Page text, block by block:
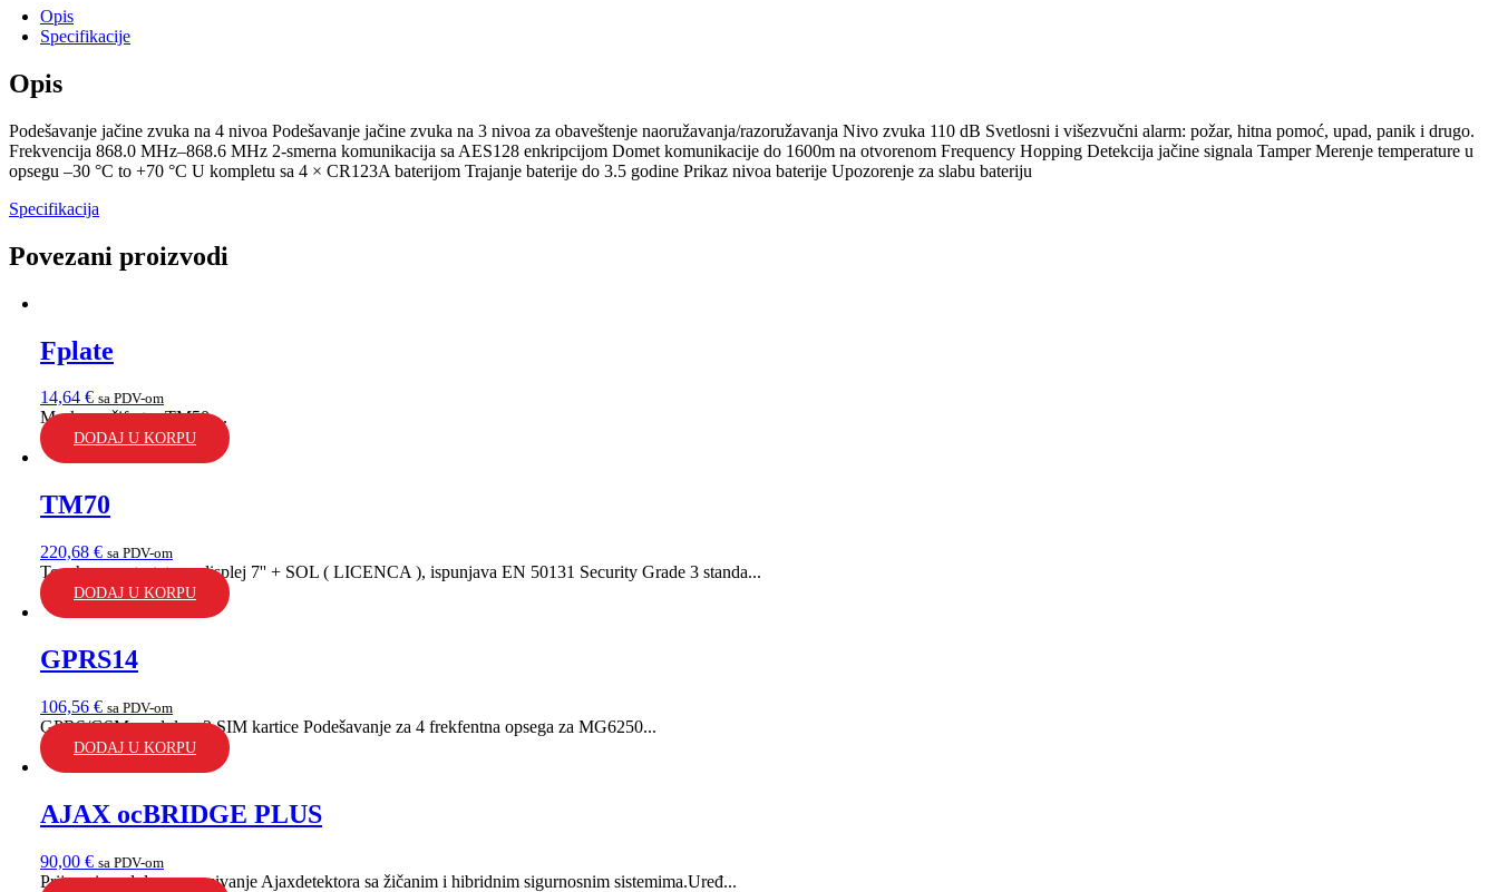
Opis
Specifikacije
Opis
Podešavanje jačine zvuka na 4 nivoa Podešavanje jačine zvuka na 3 nivoa za obaveštenje naoružavanja/razoružavanja Nivo zvuka 110 dB Svetlosni i višezvučni alarm: požar, hitna pomoć, upad, panik i drugo.
Frekvencija 868.0 MHz–868.6 MHz 2-smerna komunikacija sa AES128 enkripcijom Domet komunikacije do 1600m na otvorenom Frequency Hopping Detekcija jačine signala Tamper Merenje temperature u
opsegu –30 °C to +70 °C U kompletu sa 4 × CR123A baterijom Trajanje baterije do 3.5 godine Prikaz nivoa baterije Upozorenje za slabu bateriju
Specifikacija
Povezani proizvodi
Fplate
14,64 € sa PDV-om
Maske za šifrator TM50 ...
DODAJ U KORPU
TM70
220,68 € sa PDV-om
Touchscreen tastatura, displej 7'' + SOL ( LICENCA ), ispunjava EN 50131 Security Grade 3 standa...
DODAJ U KORPU
GPRS14
106,56 € sa PDV-om
GPRS/GSM modul za 2 SIM kartice Podešavanje za 4 frekfentna opsega za MG6250...
DODAJ U KORPU
AJAX ocBRIDGE PLUS
90,00 € sa PDV-om
Prijemni modul za povezivanje Ajaxdetektora sa žičanim i hibridnim sigurnosnim sistemima.Uređ...